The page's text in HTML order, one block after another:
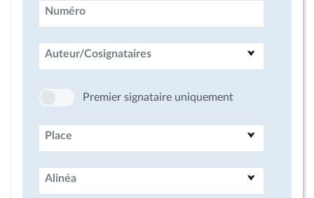
Numéro
Auteur/Cosignataires
Premier signataire uniquement
Place
Alinéa